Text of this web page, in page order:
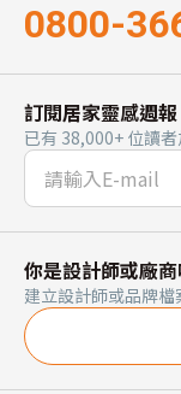
0800-
訂閱居家靈感週報
已有 38,000+ 位讀
你是設計師或廠商
建立設計師或品牌